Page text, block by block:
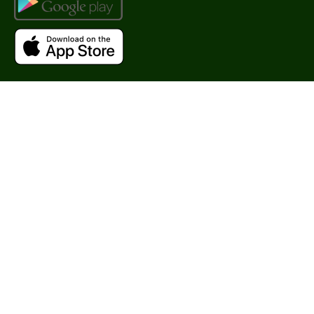
EGF
Показать еще
Время применения
Вечер